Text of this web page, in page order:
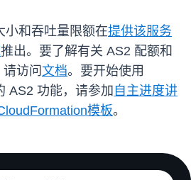
小和吞吐量限额在提供该服务
推出。要了解有关 AS2 配额和
访问 文档。要开始使用
AS2 功能，请参加 自主进度讲
模板。